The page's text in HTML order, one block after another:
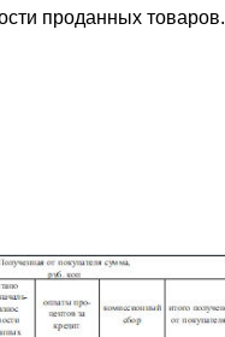
проданных товаров.